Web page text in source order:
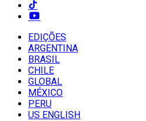
EDIÇÕES
ARGENTINA
BRASIL
CHILE
GLOBAL
MÉXICO
PERU
US ENGLISH